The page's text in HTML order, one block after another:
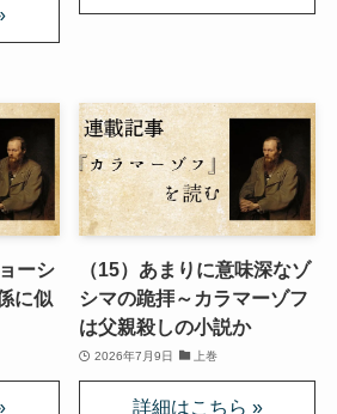
ゾフの兄弟』を読む」
ラブル』を読む」
資料データベース
作品
伝記
ーシ
に似
（15）あまりに意味深なゾ
シマの跪拝～カラマーゾフ
は父親殺しの小説か
2026年7月9日 上巻